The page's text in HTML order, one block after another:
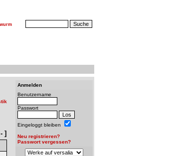
- ]
Anmelden
Benutzername
Passwort
Eingeloggt bleiben
Neu registrieren?
Passwort vergessen?